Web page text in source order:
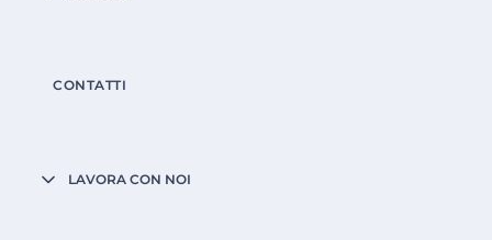
CONTATTI
LAVORA CON NOI